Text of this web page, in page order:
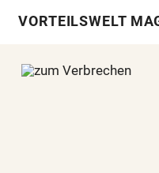
VORTEILSWELT